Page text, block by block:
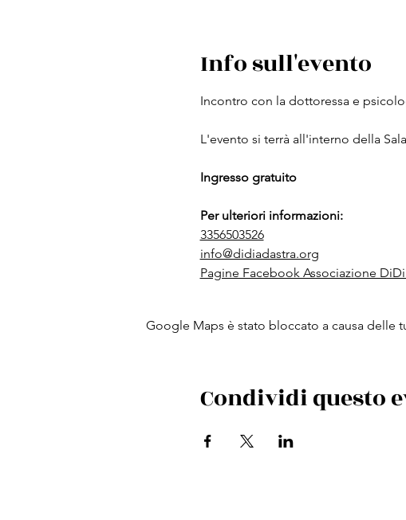
Info sull'evento
Incontro con la dottoressa e
L'evento si terrà all'interno della
Ingresso gratuito
Per ulteriori informazioni:
3356503526
info@didiadastra.org
Pagine Facebook Associazione
Google Maps è stato bloccato a causa delle
Condividi questo